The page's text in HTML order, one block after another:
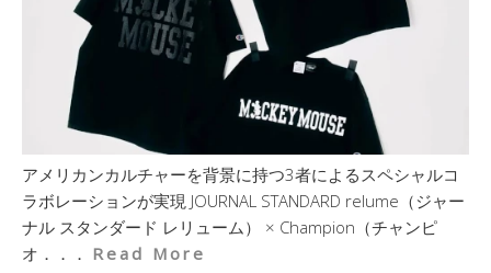
アメリカンカルチャーを背景に持つ3者によるスペシャルコ
ラボレーションが実現 JOURNAL STANDARD relume（ジャー
ナル スタンダード レリューム） × Champion（チャンピ
オ．．． Read More